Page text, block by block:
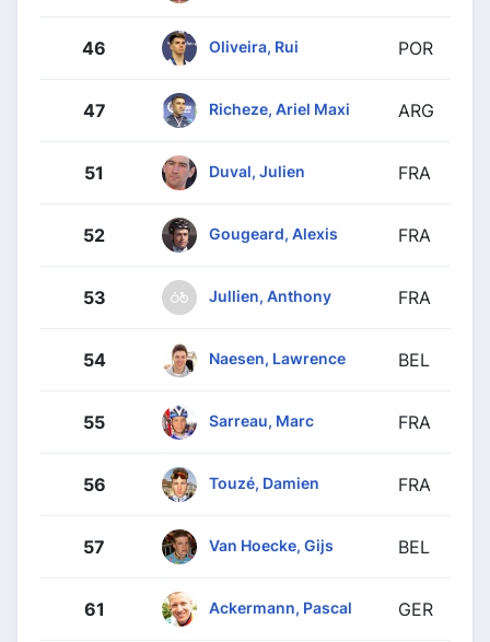
46 Oliveira, Rui POR
47 Richeze, Ariel Maxi ARG
51 Duval, Julien FRA
52 Gougeard, Alexis FRA
53 Jullien, Anthony FRA
54 Naesen, Lawrence BEL
55 Sarreau, Marc FRA
56 Touzé, Damien FRA
57 Van Hoecke, Gijs BEL
61 Ackermann, Pascal GER